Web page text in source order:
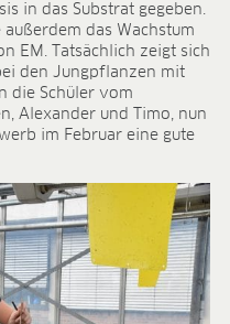
in das Substrat gegeben.
das Wachstum
EM. Tatsächlich zeigt sich
den Jungpflanzen mit
die Schüler vom
Alexander und Timo, nun
im Februar eine gute